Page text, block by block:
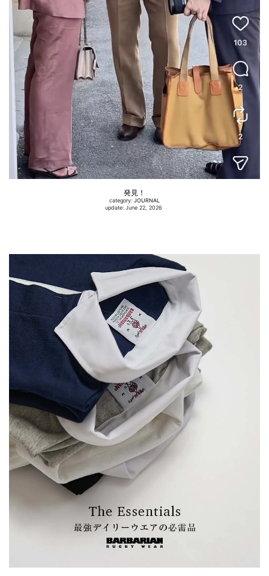
発見！
category: JOURNAL
update: June 22, 2026